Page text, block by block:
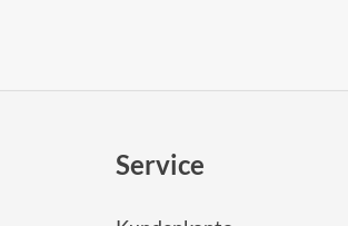
Service